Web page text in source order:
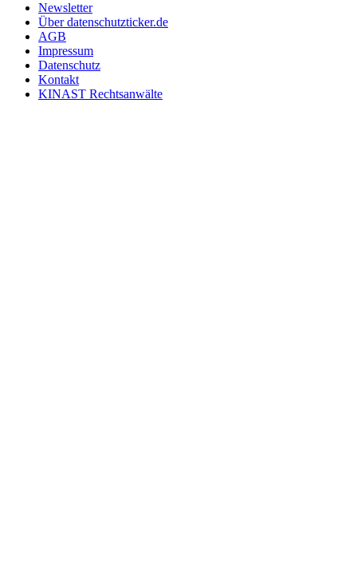
Newsletter
Über datenschutzticker.de
AGB
Impressum
Datenschutz
Kontakt
KINAST Rechtsanwälte